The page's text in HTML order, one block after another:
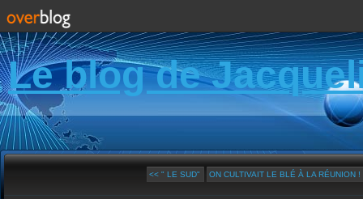
Le blog de
<< " LE SUD" ON CULTIVAIT LE BLÉ À LA RÉUNION !